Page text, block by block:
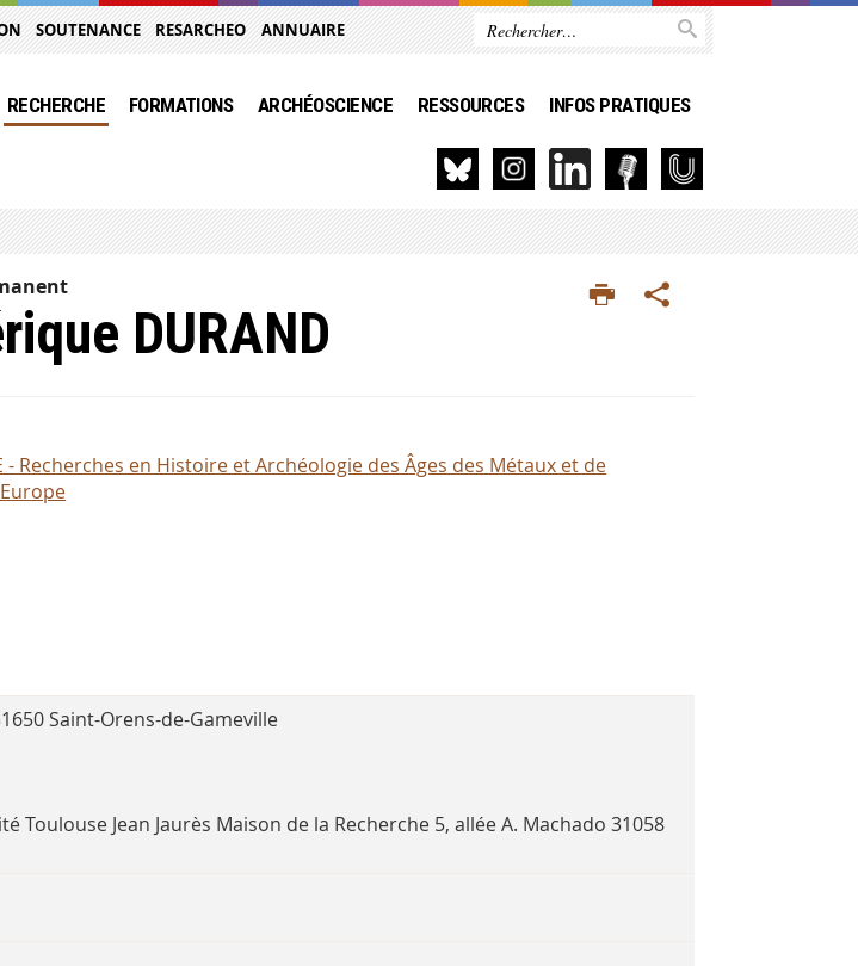
SOUTENANCE RESARCHEO ANNUAIRE
RECHERCHE FORMATIONS ARCHÉOSCIENCE RESSOURCES INFOS PRATIQUES
DURAND
- Recherches en Histoire et Archéologie des Âges des Métaux et de
Saint-Orens-de-Gameville
Toulouse Jean Jaurès Maison de la Recherche 5, allée A. Machado 31058